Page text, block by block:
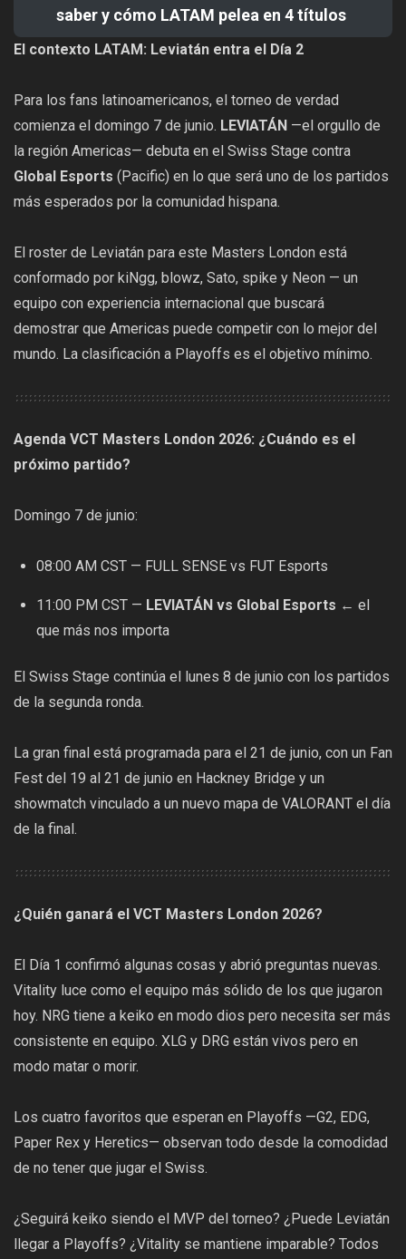
saber y cómo LATAM pelea en 4 títulos
El contexto LATAM: Leviatán entra el Día 2
Para los fans latinoamericanos, el torneo de verdad
comienza el domingo 7 de junio. LEVIATÁN —el orgullo de
la región Americas— debuta en el Swiss Stage contra
Global Esports (Pacific) en lo que será uno de los partidos
más esperados por la comunidad hispana.
El roster de Leviatán para este Masters London está
conformado por kiNgg, blowz, Sato, spike y Neon — un
equipo con experiencia internacional que buscará
demostrar que Americas puede competir con lo mejor del
mundo. La clasificación a Playoffs es el objetivo mínimo.
Agenda VCT Masters London 2026: ¿Cuándo es el
próximo partido?
Domingo 7 de junio:
08:00 AM CST — FULL SENSE vs FUT Esports
11:00 PM CST — LEVIATÁN vs Global Esports ← el
que más nos importa
El Swiss Stage continúa el lunes 8 de junio con los partidos
de la segunda ronda.
La gran final está programada para el 21 de junio, con un Fan
Fest del 19 al 21 de junio en Hackney Bridge y un
showmatch vinculado a un nuevo mapa de VALORANT el día
de la final.
¿Quién ganará el VCT Masters London 2026?
El Día 1 confirmó algunas cosas y abrió preguntas nuevas.
Vitality luce como el equipo más sólido de los que jugaron
hoy. NRG tiene a keiko en modo dios pero necesita ser más
consistente en equipo. XLG y DRG están vivos pero en
modo matar o morir.
Los cuatro favoritos que esperan en Playoffs —G2, EDG,
Paper Rex y Heretics— observan todo desde la comodidad
de no tener que jugar el Swiss.
¿Seguirá keiko siendo el MVP del torneo? ¿Puede Leviatán
llegar a Playoffs? ¿Vitality se mantiene imparable? Todos